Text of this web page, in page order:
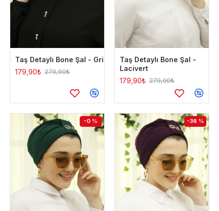
Taş Detaylı Bone Şal - Gri
179,90₺ 279,90₺
Taş Detaylı Bone Şal -
Lacivert
179,90₺ 279,90₺
-0 % -36 %